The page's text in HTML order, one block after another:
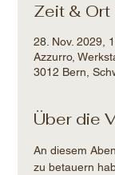
Zeit & Ort
28. Nov. 2029,
Azzurro,
3012 Bern,
Über die
An diesem
zu betauern